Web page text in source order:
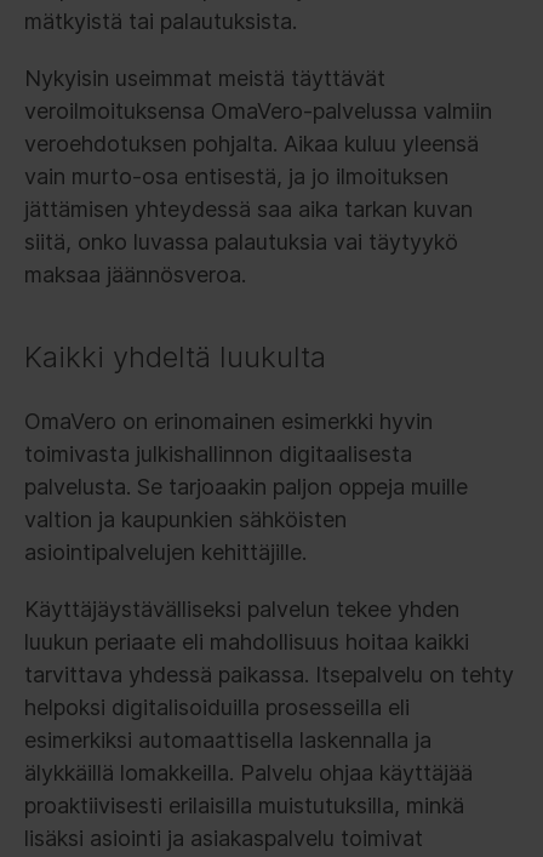
mätkyistä tai palautuksista.
Nykyisin useimmat meistä täyttävät
veroilmoituksensa OmaVero-palvelussa valmiin
veroehdotuksen pohjalta. Aikaa kuluu yleensä
vain murto-osa entisestä, ja jo ilmoituksen
jättämisen yhteydessä saa aika tarkan kuvan
siitä, onko luvassa palautuksia vai täytyykö
maksaa jäännösveroa.
Kaikki yhdeltä luukulta
OmaVero on erinomainen esimerkki hyvin
toimivasta julkishallinnon digitaalisesta
palvelusta. Se tarjoaakin paljon oppeja muille
valtion ja kaupunkien sähköisten
asiointipalvelujen kehittäjille.
Käyttäjäystävälliseksi palvelun tekee yhden
luukun periaate eli mahdollisuus hoitaa kaikki
tarvittava yhdessä paikassa. Itsepalvelu on tehty
helpoksi digitalisoiduilla prosesseilla eli
esimerkiksi automaattisella laskennalla ja
älykkäillä lomakkeilla. Palvelu ohjaa käyttäjää
proaktiivisesti erilaisilla muistutuksilla, minkä
lisäksi asiointi ja asiakaspalvelu toimivat